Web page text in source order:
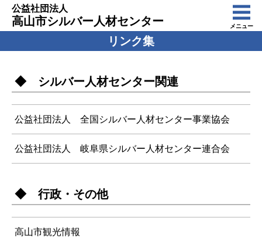
公益社団法人
高山市シルバー人材センター メニュー
リンク集
◆ シルバー人材センター関連
公益社団法人 全国シルバー人材センター事業協会
公益社団法人 岐阜県シルバー人材センター連合会
◆ 行政・その他
高山市観光情報